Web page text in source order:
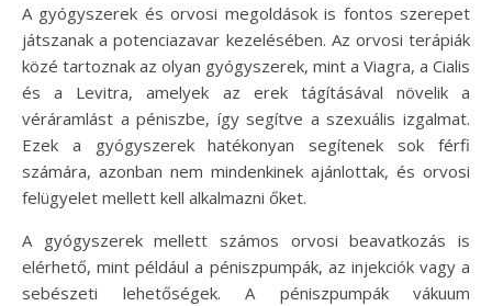
A gyógyszerek és orvosi megoldások is fontos szerepet
játszanak a potenciazavar kezelésében. Az orvosi terápiák
közé tartoznak az olyan gyógyszerek, mint a Viagra, a Cialis
és a Levitra, amelyek az erek tágításával növelik a
véráramlást a péniszbe, így segítve a szexuális izgalmat.
Ezek a gyógyszerek hatékonyan segítenek sok férfi
számára, azonban nem mindenkinek ajánlottak, és orvosi
felügyelet mellett kell alkalmazni őket.
A gyógyszerek mellett számos orvosi beavatkozás is
elérhető, mint például a péniszpumpák, az injekciók vagy a
sebészeti lehetőségek. A péniszpumpák vákuum